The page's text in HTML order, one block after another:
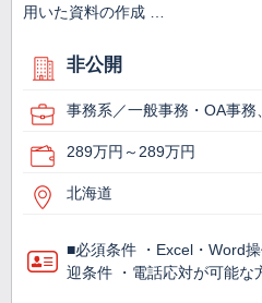
用いた資料の作成 …
非公開
事務系／一般事務・OA事
289万円～289万円
北海道
■必須条件 ・Excel・Word
迎条件 ・電話応対が可能な